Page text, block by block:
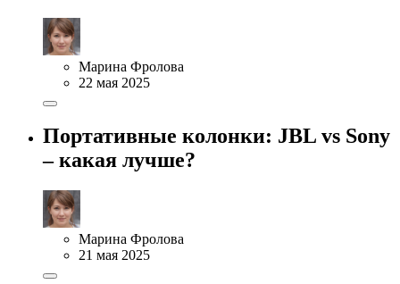
Марина Фролова
22 мая 2025
Портативные колонки: JBL vs Sony
– какая лучше?
Марина Фролова
21 мая 2025